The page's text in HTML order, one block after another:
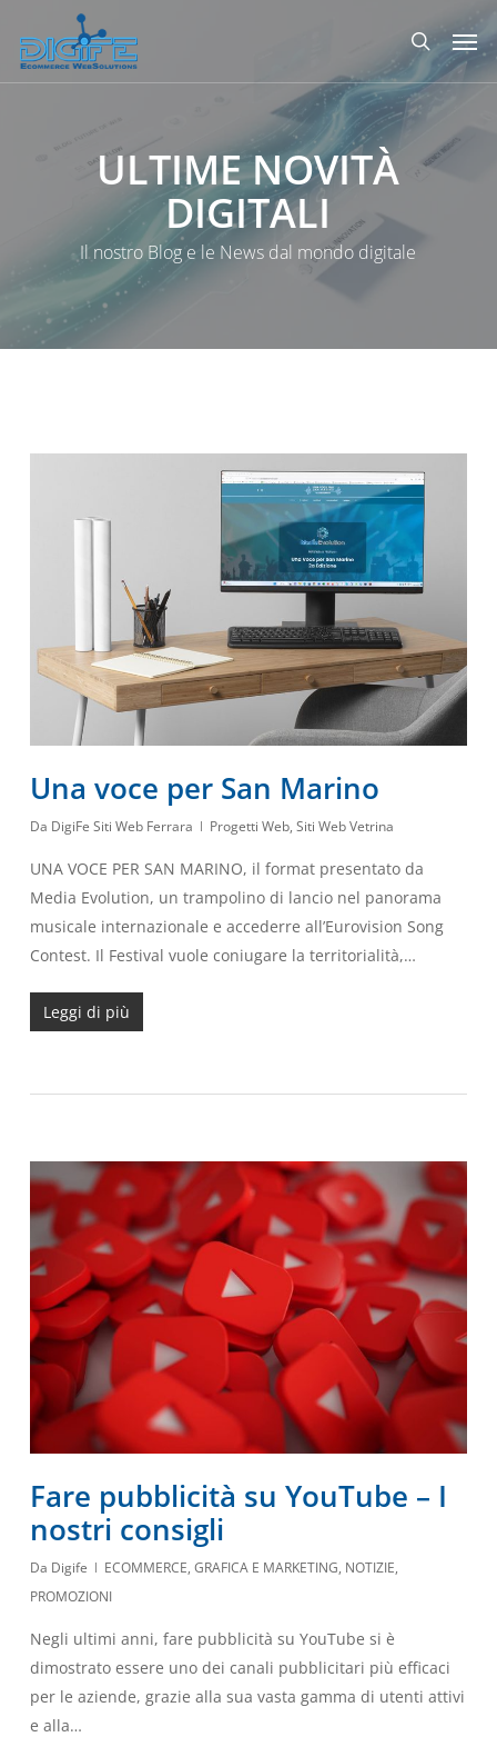
contenuto
ricerca
ULTIMENOVITÀ
DIGITALI
Il nostro Blog e le News dal mondo digitale
Una voce per San Marino
Da DigiFe Siti Web Ferrara Progetti Web, Siti Web Vetrina
UNA VOCE PER SAN MARINO, il format presentato da
Media Evolution, un trampolino di lancio nel panorama
musicale internazionale e accederre all’Eurovision Song
Contest. Il Festival vuole coniugare la territorialità,…
Leggi di più
Fare pubblicità su YouTube – I
nostri consigli
Da Digife ECOMMERCE, GRAFICA E MARKETING, NOTIZIE,
PROMOZIONI
Negli ultimi anni, fare pubblicità su YouTube si è
dimostrato essere uno dei canali pubblicitari più efficaci
per le aziende, grazie alla sua vasta gamma di utenti attivi
e alla…